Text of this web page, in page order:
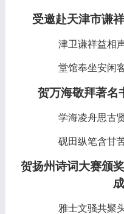
受邀赴天津市谦
津卫谦祥益相
堂馆奉坐安闲
贺万海敬拜著名
学海凌舟思古
砚田纵笔含甘
贺扬州诗词大赛颁
雅士文骚共聚